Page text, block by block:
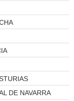
DE NAVARRA